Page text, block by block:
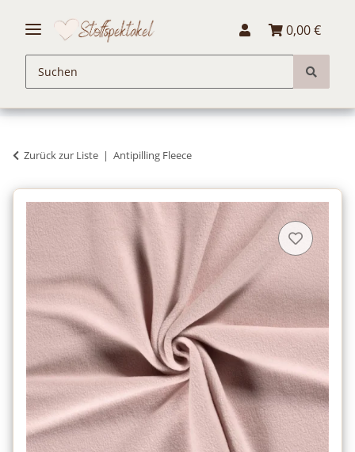
0,00 €
Zurück zur Liste Antipilling Fleece